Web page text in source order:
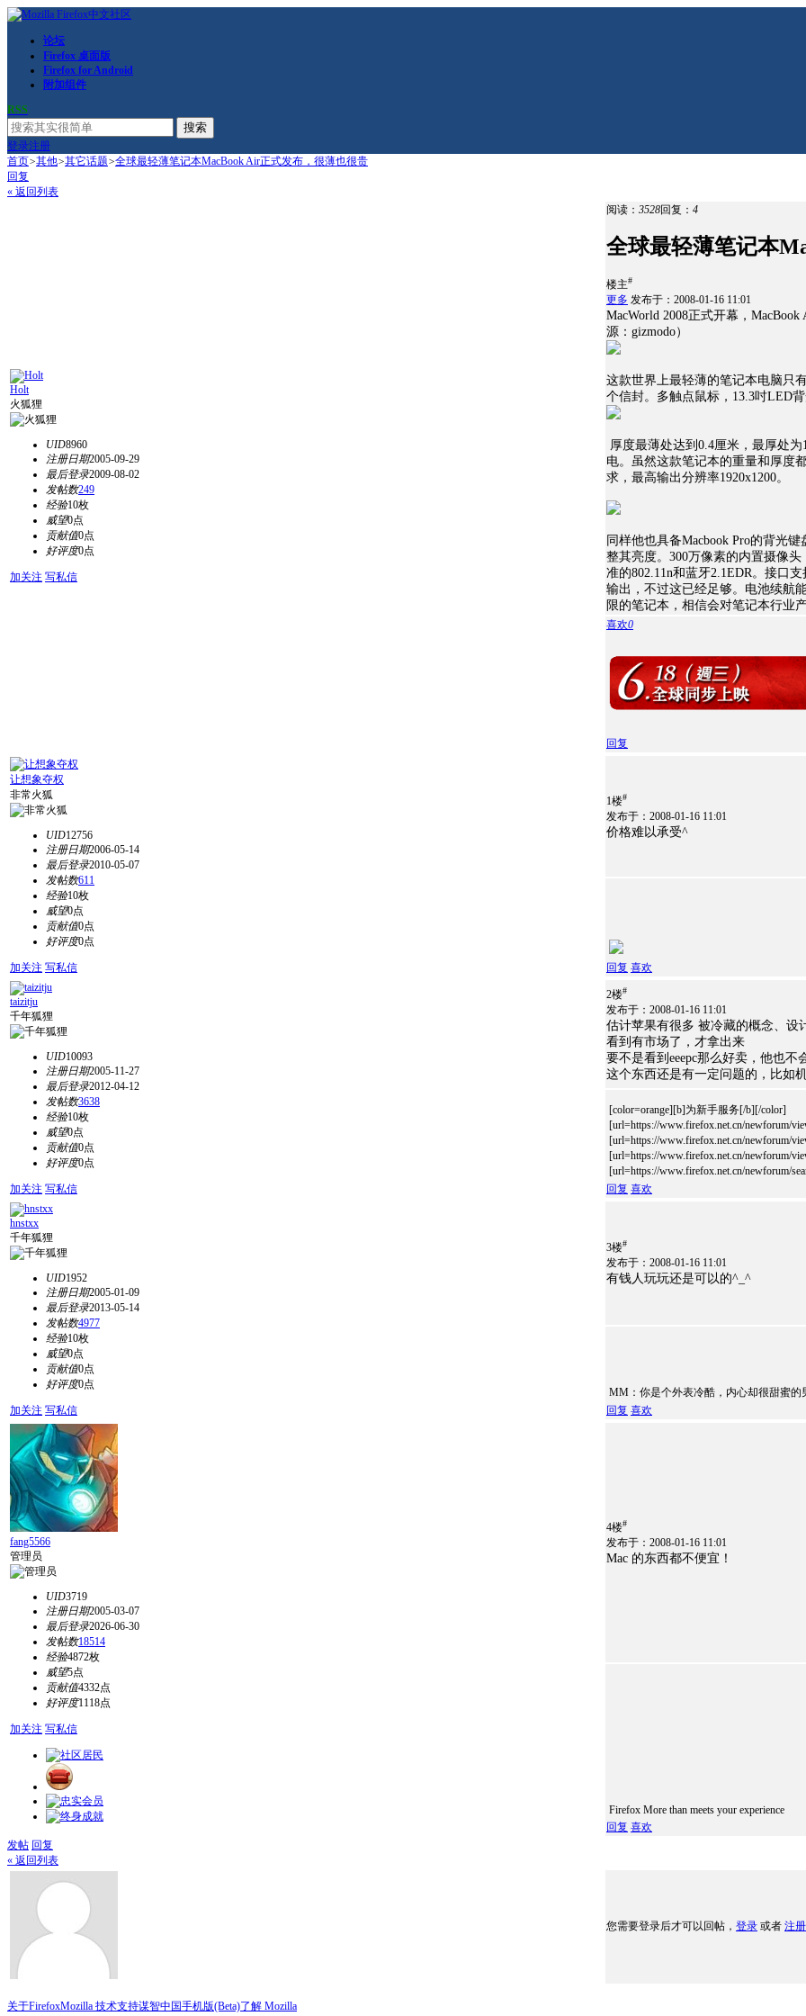
论坛
Firefox 桌面版
Firefox for Android
附加组件
RSS
搜索
登录注册
首页>其他>其它话题>全球最轻薄笔记本MacBook Air正式发布，很薄也很贵
回复
« 返回列表
Holt
火狐狸
UID8960
注册日期2005-09-29
最后登录2009-08-02
发帖数249
经验10枚
威望0点
贡献值0点
好评度0点
加关注 写私信
阅读： 3528回复： 4
全球最轻薄笔记本
楼主#
更多 发布于：2008-01-16 11:01
MacWorld 2008正式开幕，
源：gizmodo）
这款世界上最轻薄的笔记本电脑只
个信封。多触点鼠标，13.3吋LED
厚度最薄处达到0.4厘米，最厚处
电。虽然这款笔记本的重量和厚度
求，最高输出分辨率1920x1200。
同样他也具备Macbook Pro的背光
整其亮度。300万像素的内置摄像
准的802.11n和蓝牙2.1EDR。接口
输出，不过这已经足够。电池续航
限的笔记本，相信会对笔记本行业
喜欢0
回复
让想象夺权
非常火狐
UID12756
注册日期2006-05-14
最后登录2010-05-07
发帖数611
经验10枚
威望0点
贡献值0点
好评度0点
加关注 写私信
1楼#
发布于：2008-01-16 11:01
价格难以承受^
回复 喜欢
taizitju
千年狐狸
UID10093
注册日期2005-11-27
最后登录2012-04-12
发帖数3638
经验10枚
威望0点
贡献值0点
好评度0点
加关注 写私信
2楼#
发布于：2008-01-16 11:01
估计苹果有很多 被冷藏的概念、
看到有市场了，才拿出来
要不是看到eeepc那么好卖，他也不
这个东西还是有一定问题的，比如
[color=orange][b]为新手服务[/b][/color]
[url=https://www.firefox.net.cn/
[url=https://www.firefox.net.cn/
[url=https://www.firefox.net.cn/
[url=https://www.firefox.net.cn/newforum/
回复 喜欢
hnstxx
千年狐狸
UID1952
注册日期2005-01-09
最后登录2013-05-14
发帖数4977
经验10枚
威望0点
贡献值0点
好评度0点
加关注 写私信
3楼#
发布于：2008-01-16 11:01
有钱人玩玩还是可以的^_^
MM：你是个外表冷酷，内心却很甜蜜的
回复 喜欢
fang5566
管理员
UID3719
注册日期2005-03-07
最后登录2026-06-30
发帖数18514
经验4872枚
威望5点
贡献值4332点
好评度1118点
加关注 写私信
4楼#
发布于：2008-01-16 11:01
Mac 的东西都不便宜！
Firefox More than meets your experience
回复 喜欢
发帖 回复
« 返回列表
您需要登录后才可以回帖， 登录 或者 注册
关于FirefoxMozilla 技术支持谋智中国手机版(Beta)了解 Mozilla